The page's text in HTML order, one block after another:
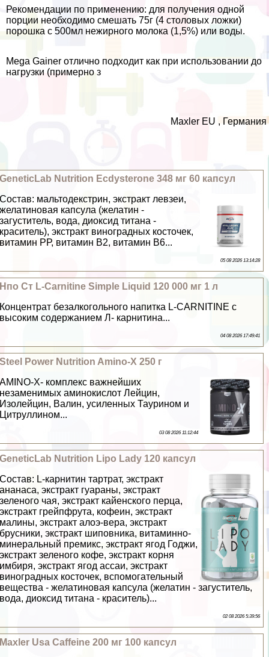
Рекомендации по применению: для получения одной
порции необходимо смешать 75г (4 столовых ложки)
порошка с 500мл нежирного молока (1,5%) или воды.
Mega Gainer отлично подходит как при использовании до
нагрузки (примерно з
Maxler EU , Германия
GeneticLab Nutrition Ecdysterone 348 мг 60 капсул
Состав: мальтодекстрин, экстpaкт левзеи,
желатиновая капсула (желатин -
загуститель, вода, диоксид титана -
краситель), экстpaкт виноградных косточек,
витамин РР, витамин В2, витамин В6...
05 08 2026 13:14:28
Нпо Ст L-Carnitine Simple Liquid 120 000 мг 1 л
Концентрат безалкогольного напитка L-CARNITINE с
высоким содержанием Л- карнитина...
04 08 2026 17:49:41
Steel Power Nutrition Amino-X 250 г
AMINO-X- комплекс важнейших
незаменимых аминокислот Лейцин,
Изолейцин, Валин, усиленных Таурином и
Цитруллином...
03 08 2026 11:12:44
GeneticLab Nutrition Lipo Lady 120 капсул
Состав: L-карнитин тартрат, экстpaкт
ананаса, экстpaкт гуараны, экстpaкт
зеленого чая, экстpaкт кайенского перца,
экстpaкт грейпфрута, кофеин, экстpaкт
малины, экстpaкт алоэ-вера, экстpaкт
брусники, экстpaкт шиповника, витаминно-
минеральный премикс, экстpaкт ягод Годжи,
экстpaкт зеленого кофе, экстpaкт корня
имбиря, экстpaкт ягод ассаи, экстpaкт
виноградных косточек, вспомогательный
вещества - желатиновая капсула (желатин - загуститель,
вода, диоксид титана - краситель)...
02 08 2026 5:39:56
Maxler Usa Caffeine 200 мг 100 капсул